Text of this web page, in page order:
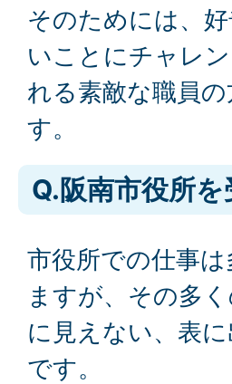
そのためには、
いことにチャレ
れる素敵な職員
す。
Q.阪南市役所
市役所での仕事は
ますが、その多
に見えない、表
です。